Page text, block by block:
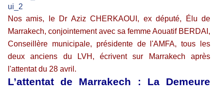
Nos amis, le Dr Aziz CHERKAOUI, ex député, Élu de
Marrakech, conjointement avec sa femme Aouatif BERDAI,
Conseillère municipale, présidente de l'AMFA, tous les
deux anciens du LVH, écrivent sur Marrakech après
l'attentat du 28 avril.
L’attentat de Marrakech : La Demeure